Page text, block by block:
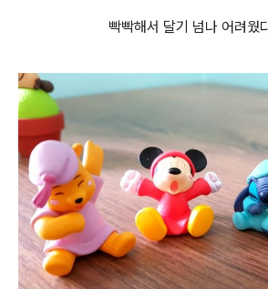
빡빡해서 달기 넘나 어려웠